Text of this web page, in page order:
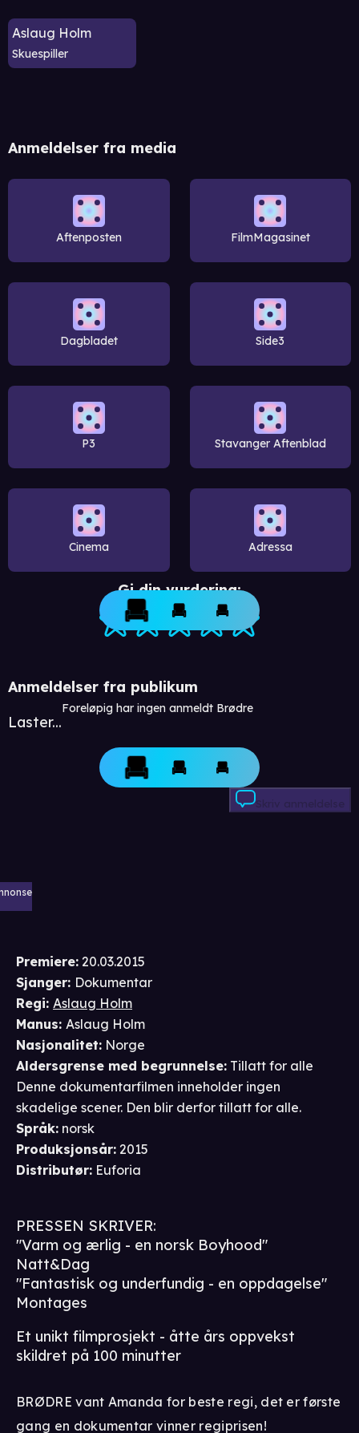
Aslaug Holm
Skuespiller
Anmeldelser fra media
Aftenposten FilmMagasinet
Dagbladet Side3
P3 Stavanger Aftenblad
Cinema Adressa
Gi din vurdering:
Anmeldelser fra publikum
Laster...
Foreløpig har ingen anmeldt Brødre
Skriv anmeldelse
Premiere: 20.03.2015
Sjanger: Dokumentar
Regi: Aslaug Holm
Manus: Aslaug Holm
Nasjonalitet: Norge
Aldersgrense med begrunnelse: Tillatt for alle
Denne dokumentarfilmen inneholder ingen
skadelige scener. Den blir derfor tillatt for alle.
Språk: norsk
Produksjonsår: 2015
Distributør: Euforia
PRESSEN SKRIVER:
"Varm og ærlig - en norsk Boyhood"
Natt&Dag
"Fantastisk og underfundig - en oppdagelse"
Montages
Et unikt filmprosjekt - åtte års oppvekst
skildret på 100 minutter
BRØDRE vant Amanda for beste regi, det er første
gang en dokumentar vinner regiprisen!